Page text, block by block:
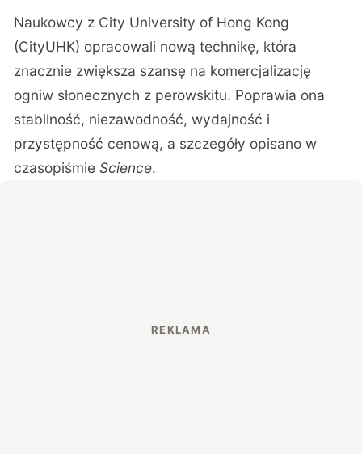
Naukowcy z City University of Hong Kong
(CityUHK) opracowali nową technikę, która
znacznie zwiększa szansę na komercjalizację
ogniw słonecznych z perowskitu. Poprawia ona
stabilność, niezawodność, wydajność i
przystępność cenową, a szczegóły opisano w
czasopiśmieScience.